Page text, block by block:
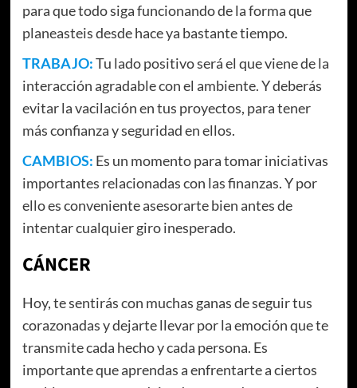
para que todo siga funcionando de la forma que
planeasteis desde hace ya bastante tiempo.
TRABAJO:Tu lado positivo será el que viene de la
interacción agradable con el ambiente. Y deberás
evitar la vacilación en tus proyectos, para tener
más confianza y seguridad en ellos.
CAMBIOS: Es un momento para tomar iniciativas
importantes relacionadas con las finanzas. Y por
ello es conveniente asesorarte bien antes de
intentar cualquier giro inesperado.
CÁNCER
Hoy, te sentirás con muchas ganas de seguir tus
corazonadas y dejarte llevar por la emoción que te
transmite cada hecho y cada persona. Es
importante que aprendas a enfrentarte a ciertos